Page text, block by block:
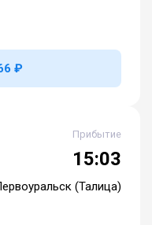
₽
Прибытие
15:03
(Талица)